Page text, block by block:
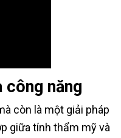
công năng
còn là một giải pháp
giữa tính thẩm mỹ và